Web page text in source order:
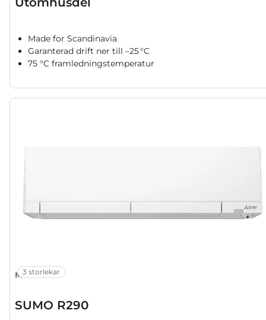
Made for Scandinavia
Garanterad drift ner till –25 °C
75 °C framledningstemperatur
3 storlekar
MSZ-RZ
SUMO R290